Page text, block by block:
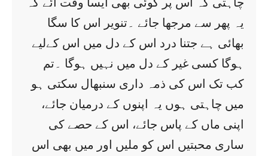
یہ پھر سے مرجھا جائے ۔تنویر اس کا سگا
بھائی ہے جتنا درد اس کے دل میں اس کےلیے
ہوگا کسی غیر کے دل میں نہیں ہوگا ۔تم
کب تک اس کی ذمہ داری سنبھال سکتی ہو
میں چاہتی ہوں یہ اپنوں کے درمیان جائے،
اپنی ماں کے پاس جائے، اس کے حصے کی
ساری محبتیں اس کو ملیں اور میں بھی اس